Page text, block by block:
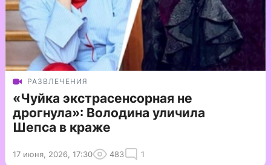
РАЗВЛЕЧЕНИЯ
«Чуйка экстрасенсорная не
дрогнула»: Володина уличила
Шепса в краже
17 июня, 2026, 17:30 483 1